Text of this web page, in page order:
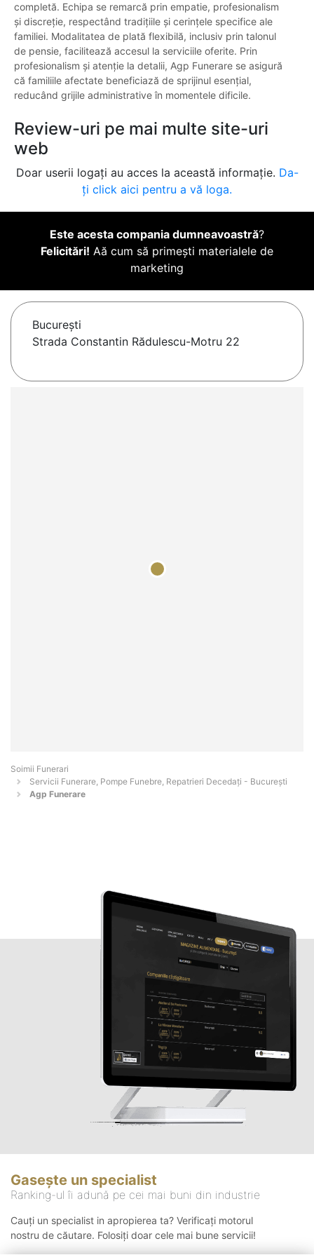
completă. Echipa se remarcă prin empatie, profesionalism
și discreție, respectând tradițiile și cerințele specifice ale
familiei. Modalitatea de plată flexibilă, inclusiv prin talonul
de pensie, facilitează accesul la serviciile oferite. Prin
profesionalism și atenție la detalii, Agp Funerare se asigură
că familiile afectate beneficiază de sprijinul esențial,
reducând grijile administrative în momentele dificile.
Review-uri pe mai multe site-uri
web
Doar userii logați au acces la această informație. Da-
ți click aici pentru a vă loga.
Este acesta compania dumneavoastră?
Felicitări! Aă cum să primești materialele de
marketing
Bucureşti
Strada Constantin Rădulescu-Motru 22
Soimii Funerari
Servicii Funerare, Pompe Funebre, Repatrieri Decedați - Bucureşti
Agp Funerare
Gasește un specialist
Ranking-ul îi adună pe cei mai buni din industrie
Cauți un specialist in apropierea ta? Verificați motorul
nostru de căutare. Folosiți doar cele mai bune servicii!